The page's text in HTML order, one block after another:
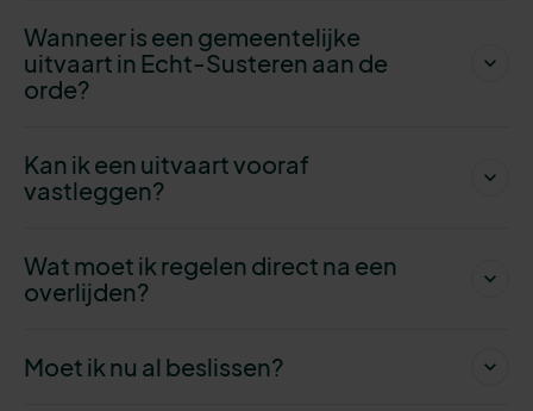
Wanneer is een gemeentelijke
uitvaart in Echt-Susteren aan de
orde?
Kan ik een uitvaart vooraf
vastleggen?
Wat moet ik regelen direct na een
overlijden?
Moet ik nu al beslissen?